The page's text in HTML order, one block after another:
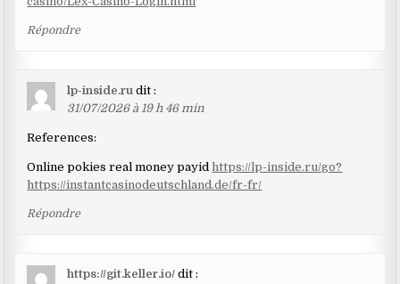
Répondre
lp-inside.ru dit :
31/07/2026 à 19 h 46 min
References:
Online pokies real money payid https://lp-inside.ru/go?
https://instantcasinodeutschland.de/fr-fr/
Répondre
https://git.keller.io/ dit :